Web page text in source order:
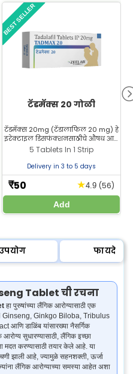
टॅडमॅक्स 20 गोळी
टॅडमॅक्स 20mg (टॅडालाफिल 20 mg) हे
इरेक्टाइल डिसफंक्शनसाठीचे औषध आहे.
पुरुषांमधील इरेक्टाइल डिसफंक्शनसाठी
विश्वासार्ह औषध, ज्याचा परिणाम मजबूत
आणि दीर्घकाळ टिकणारा असतो.
5 Tablets In 1 Strip
Delivery in 3 to 5 days
₹50 ★4.9 (56)
Add
BEST SELLER
उपयोग फायदे
Tablet ची रचना
हा पुरुषांच्या लैंगिक आरोग्यासाठी एक
Ginseng, Ginkgo Biloba, Tribulus
डाळिंब यांसारख्या नैसर्गिक
सुधारण्यासाठी, लैंगिक इच्छा
मदत करण्यासाठी तयार केले आहे. या
झाली आहे, ज्यामुळे सहनशक्ती, ऊर्जा
लैंगिक आरोग्याच्या समस्या आहेत अशा